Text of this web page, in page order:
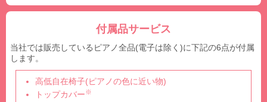
付属品サービス
当社では販売しているピアノ全品(電子は除く)に下記の6点が付属
します。
高低自在椅子(ピアノの色に近い物)
トップカバー※